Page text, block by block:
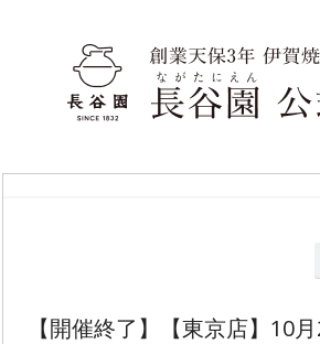
【開催終了】【東京店】10